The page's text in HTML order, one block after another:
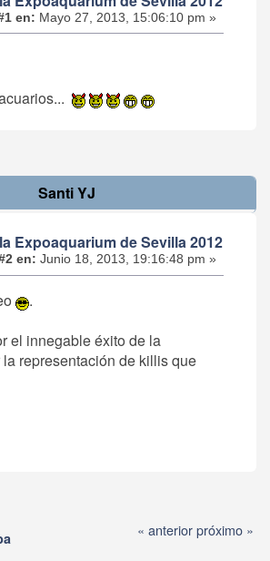
en: Mayo 27, 2013, 15:06:10 pm »
Santi YJ
Expoaquarium de Sevilla 2012
en: Junio 18, 2013, 19:16:48 pm »
.
el innegable éxito de la
representación de killis que
« anteriorpróximo »